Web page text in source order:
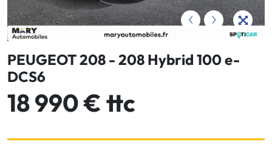
‹ ›
PEUGEOT 208 - 208 Hybrid 100 e-
DCS6
18 990 € ttc